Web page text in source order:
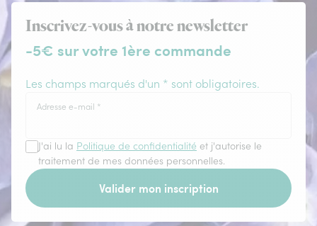
Inscrivez-vous à notre newsletter
-5€ sur votre 1ère commande
Les champs marqués d'un * sont obligatoires.
Adresse e-mail *
J'ai lu la Politique de confidentialité et j'autorise le
traitement de mes données personnelles.
Valider mon inscription